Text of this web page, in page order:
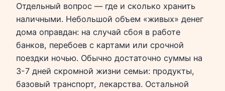
Отдельный вопрос — где и сколько хранить
наличными. Небольшой объем «живых» денег
дома оправдан: на случай сбоя в работе
банков, перебоев с картами или срочной
поездки ночью. Обычно достаточно суммы на
3-7 дней скромной жизни семьи: продукты,
базовый транспорт, лекарства. Остальной